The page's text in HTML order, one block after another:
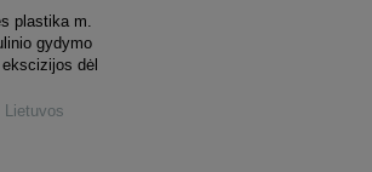
plastika m.
gydymo
dėl
Lietuvos